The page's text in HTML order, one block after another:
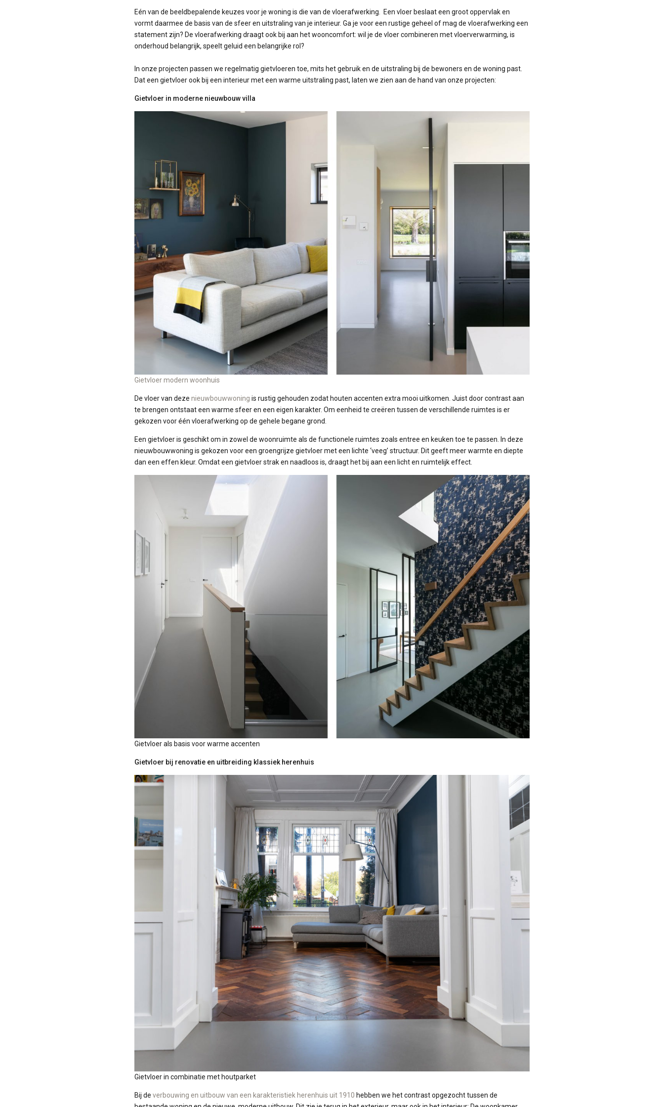
Eén van de beeldbepalende keuzes voor je woning is die van de vloerafwerking. Een vloer beslaat een groot oppervlak en
vormt daarmee de basis van de sfeer en uitstraling van je interieur. Ga je voor een rustige geheel of mag de vloerafwerking een
statement zijn? De vloerafwerking draagt ook bij aan het wooncomfort: wil je de vloer combineren met vloerverwarming, is
onderhoud belangrijk, speelt geluid een belangrijke rol?
In onze projecten passen we regelmatig gietvloeren toe, mits het gebruik en de uitstraling bij de bewoners en de woning past.
Dat een gietvloer ook bij een interieur met een warme uitstraling past, laten we zien aan de hand van onze projecten:
Gietvloer in moderne nieuwbouw villa
Gietvloer modern woonhuis
De vloer van deze nieuwbouwwoning is rustig gehouden zodat houten accenten extra mooi uitkomen. Juist door contrast aan
te brengen ontstaat een warme sfeer en een eigen karakter. Om eenheid te creëren tussen de verschillende ruimtes is er
gekozen voor één vloerafwerking op de gehele begane grond.
Een gietvloer is geschikt om in zowel de woonruimte als de functionele ruimtes zoals entree en keuken toe te passen. In deze
nieuwbouwwoning is gekozen voor een groengrijze gietvloer met een lichte ‘veeg’ structuur. Dit geeft meer warmte en diepte
dan een effen kleur. Omdat een gietvloer strak en naadloos is, draagt het bij aan een licht en ruimtelijk effect.
Gietvloer als basis voor warme accenten
Gietvloer bij renovatie en uitbreiding klassiek herenhuis
Gietvloer in combinatie met houtparket
Bij de verbouwing en uitbouw van een karakteristiek herenhuis uit 1910 hebben we het contrast opgezocht tussen de